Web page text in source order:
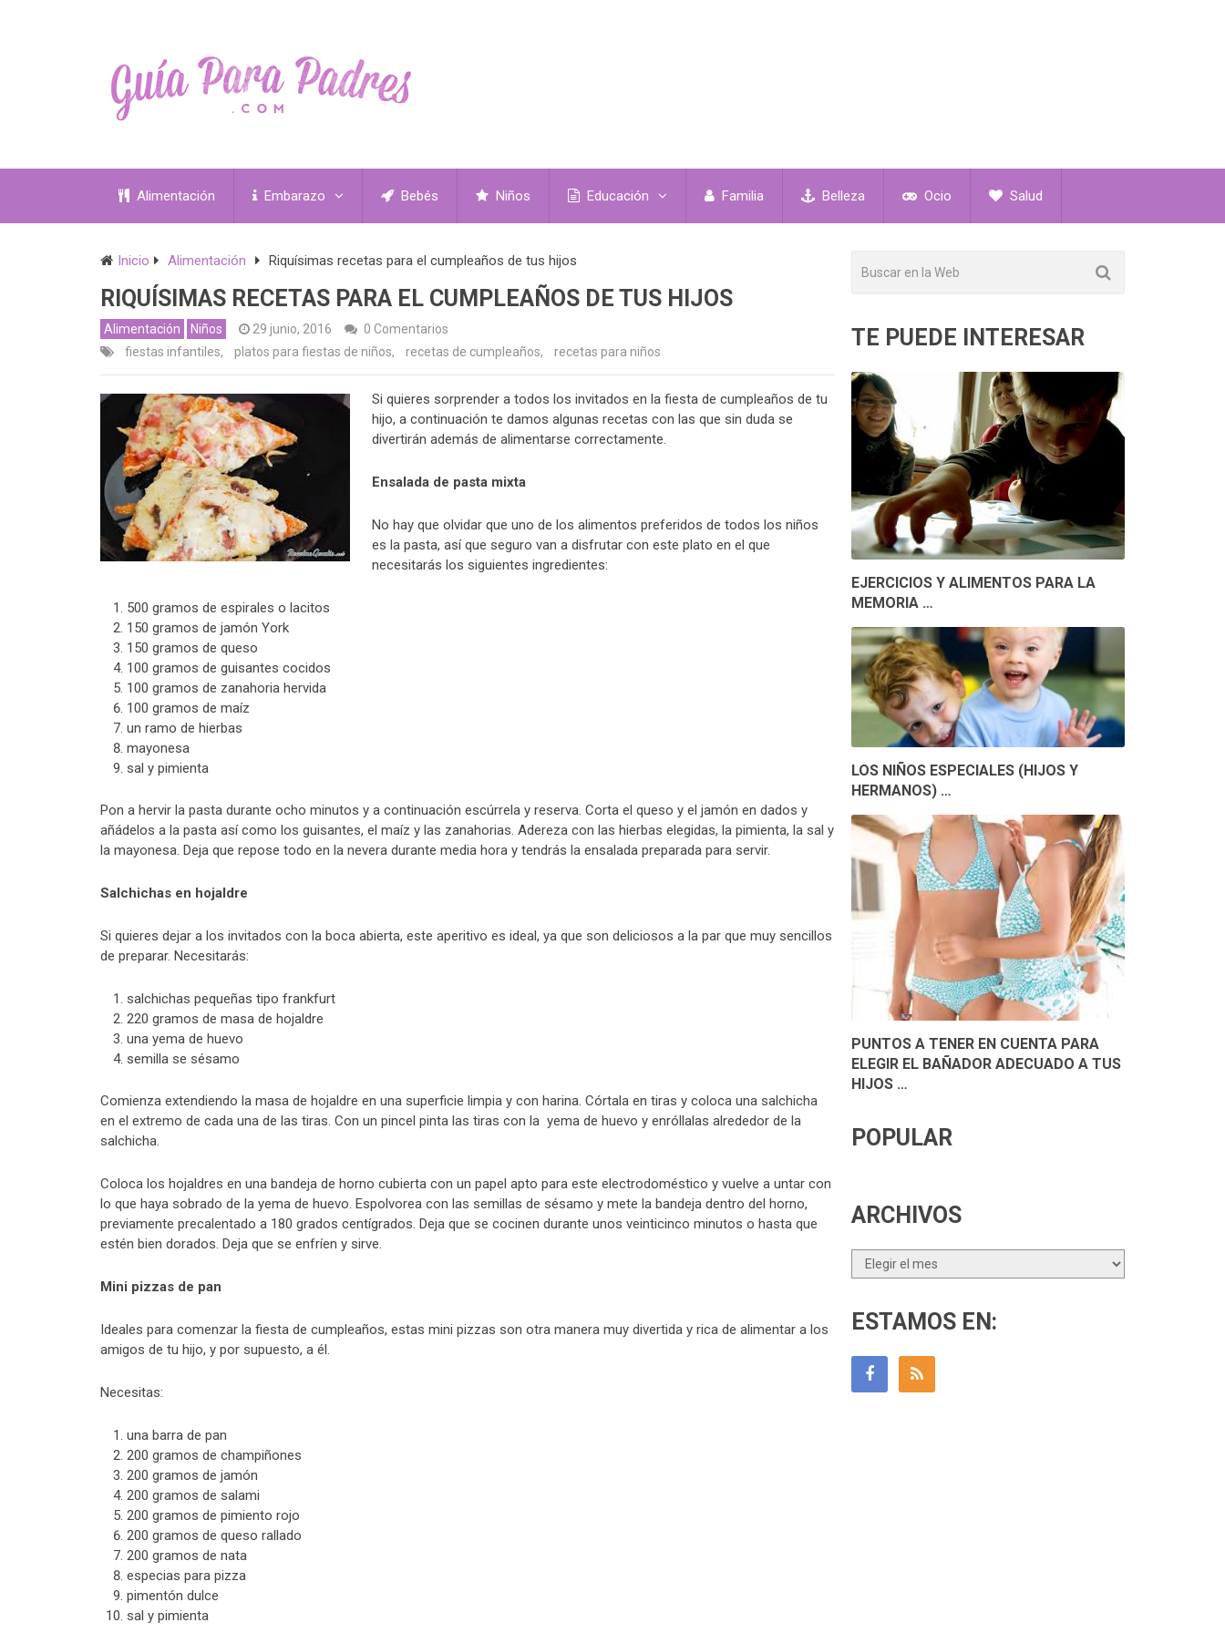
Alimentación Embarazo Bebés Niños Educación Familia Belleza Ocio Salud
Inicio Alimentación Riquísimas recetas para el cumpleaños de tus hijos
RIQUÍSIMAS RECETAS PARA EL CUMPLEAÑOS DE TUS HIJOS
Alimentación Niños 29 junio, 2016
0 Comentarios
fiestas infantiles, platos para fiestas de niños, recetas de cumpleaños, recetas para niños
Si quieres sorprender a todos los invitados en la fiesta de cumpleaños de tu
hijo, a continuación te damos algunas recetas con las que sin duda se
divertirán además de alimentarse correctamente.
Ensalada de pasta mixta
No hay que olvidar que uno de los alimentos preferidos de todos los niños
es la pasta, así que seguro van a disfrutar con este plato en el que
necesitarás los siguientes ingredientes:
500 gramos de espirales o lacitos
150 gramos de jamón York
150 gramos de queso
100 gramos de guisantes cocidos
100 gramos de zanahoria hervida
100 gramos de maíz
un ramo de hierbas
mayonesa
sal y pimienta
Pon a hervir la pasta durante ocho minutos y a continuación escúrrela y reserva. Corta el queso y el jamón en dados y
añádelos a la pasta así como los guisantes, el maíz y las zanahorias. Adereza con las hierbas elegidas, la pimienta, la sal y
la mayonesa. Deja que repose todo en la nevera durante media hora y tendrás la ensalada preparada para servir.
Salchichas en hojaldre
Si quieres dejar a los invitados con la boca abierta, este aperitivo es ideal, ya que son deliciosos a la par que muy sencillos
de preparar. Necesitarás:
salchichas pequeñas tipo frankfurt
220 gramos de masa de hojaldre
una yema de huevo
semilla se sésamo
Comienza extendiendo la masa de hojaldre en una superficie limpia y con harina. Córtala en tiras y coloca una salchicha
en el extremo de cada una de las tiras. Con un pincel pinta las tiras con la yema de huevo y enróllalas alrededor de la
salchicha.
Coloca los hojaldres en una bandeja de horno cubierta con un papel apto para este electrodoméstico y vuelve a untar con
lo que haya sobrado de la yema de huevo. Espolvorea con las semillas de sésamo y mete la bandeja dentro del horno,
previamente precalentado a 180 grados centígrados. Deja que se cocinen durante unos veinticinco minutos o hasta que
estén bien dorados. Deja que se enfríen y sirve.
Mini pizzas de pan
Ideales para comenzar la fiesta de cumpleaños, estas mini pizzas son otra manera muy divertida y rica de alimentar a los
amigos de tu hijo, y por supuesto, a él.
Necesitas:
una barra de pan
200 gramos de champiñones
200 gramos de jamón
200 gramos de salami
200 gramos de pimiento rojo
200 gramos de queso rallado
200 gramos de nata
especias para pizza
pimentón dulce
sal y pimienta
TE PUEDE INTERESAR
EJERCICIOS Y ALIMENTOS PARA LA
MEMORIA …
LOS NIÑOS ESPECIALES (HIJOS Y
HERMANOS) …
PUNTOS A TENER EN CUENTA PARA
ELEGIR EL BAÑADOR ADECUADO A TUS
HIJOS …
POPULAR
ARCHIVOS
Archivos
ESTAMOS EN: